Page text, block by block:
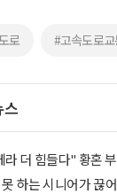
로 #고속도로
스
더 힘들다" 황혼 부
하는 시니어가 끊